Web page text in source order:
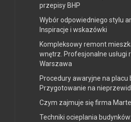
przepisy BHP
Wybór odpowiedniego stylu
Inspiracje i wskazówki
Kompleksowy remont
wnętrz. Profesjonalne usługi
Warszawa
Procedury awaryjne na placu
Przygotowanie na
Czym zajmuje się firma
Techniki ocieplania